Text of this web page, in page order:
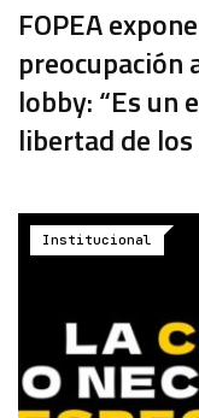
FOPEA
preocupación
lobby: “Es un
libertad de
Institucional